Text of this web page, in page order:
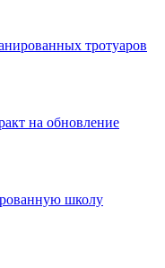
тротуаров
на обновление
школу